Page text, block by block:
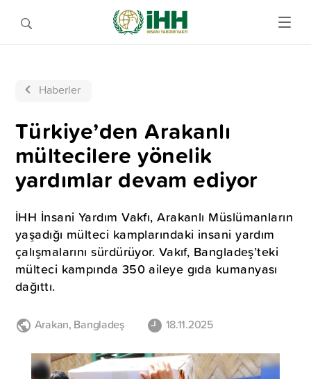
Haberler
Türkiye’den Arakanlı
mültecilere yönelik
yardımlar devam ediyor
İHH İnsani Yardım Vakfı, Arakanlı Müslümanların
yaşadığı mülteci kamplarındaki insani yardım
çalışmalarını sürdürüyor. Vakıf, Bangladeş’teki
mülteci kampında 350 aileye gıda kumanyası
dağıttı.
Arakan, Bangladeş 18.11.2025